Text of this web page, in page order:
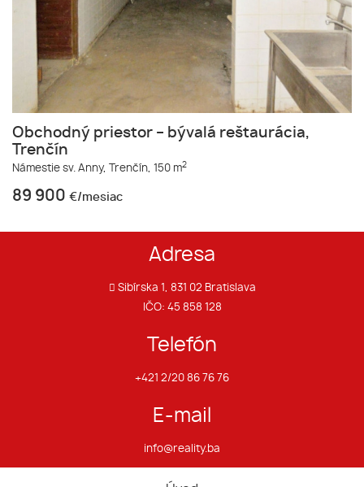
Obchodný priestor – bývalá reštaurácia,
Trenčín
Námestie sv. Anny, Trenčín, 150 m2
89 900 €/mesiac
Adresa
Sibírska 1, 831 02 Bratislava
IČO: 45 858 128
Telefón
+421 2/20 86 76 76
E-mail
info@reality.ba